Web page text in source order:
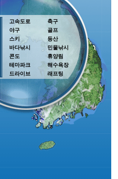
고속도로
야구
스키
바다낚시
콘도
테마파크
드라이브
축구
골프
등산
민물낚시
휴양림
해수욕장
래프팅